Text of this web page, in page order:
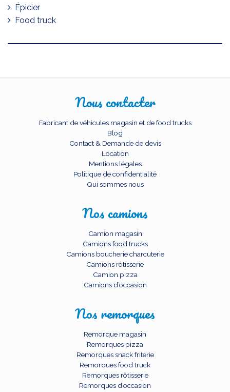
Épicier
Food truck
Nous contacter
Fabricant de véhicules magasin et de food trucks
Blog
Contact & Demande de devis
Location
Mentions légales
Politique de confidentialité
Qui sommes nous
Nos camions
Camion magasin
Camions food trucks
Camions boucherie charcuterie
Camions rôtisserie
Camion pizza
Camions d’occasion
Nos remorques
Remorque magasin
Remorques pizza
Remorques snack friterie
Remorques food truck
Remorques rôtisserie
Remorques d’occasion